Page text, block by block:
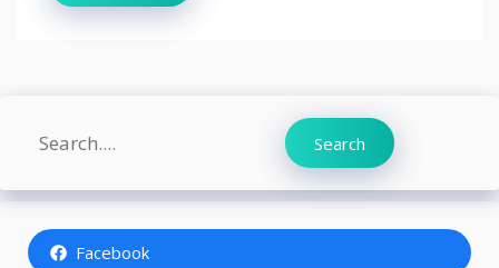
Search Search
Facebook